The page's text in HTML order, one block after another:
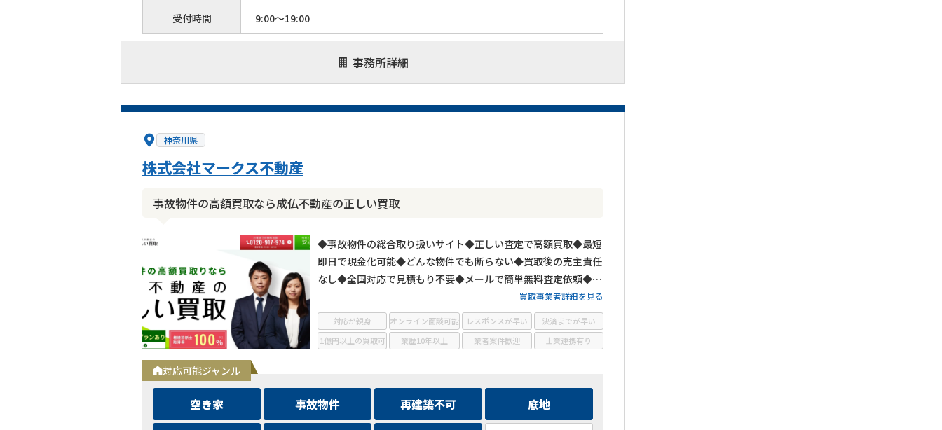
受付時間 9:00～19:00
事務所詳細
神奈川県
株式会社マークス不動産
事故物件の高額買取なら成仏不動産の正しい買取
◆事故物件の総合取り扱いサイト◆正しい査定で高額買取◆最短
即日で現金化可能◆どんな物件でも断らない◆買取後の売主責任
なし◆全国対応で見積もり不要◆メールで簡単無料査定依頼◆も
買取事業者詳細を見る
対応可能ジャンル
空き家 事故物件 再建築不可 底地
対応が親身 オンライン面談可能 レスポンスが早い
決済までが早い
1億円以上の買取可
業歴10年以上 業者案件歓迎 士業連携有り